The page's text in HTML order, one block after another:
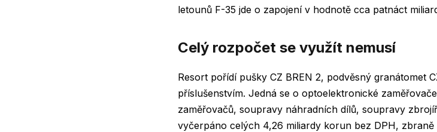
letounů F-35 jde o zapojení v hodnotě cca patnáct
Celý rozpočet se využít nemusí
Resort pořídí pušky CZ BREN 2, podvěsný granátomet
příslušenstvím. Jedná se o optoelektronické
zaměřovačů, soupravy náhradních dílů, soupravy
vyčerpáno celých 4,26 miliardy korun bez DPH,